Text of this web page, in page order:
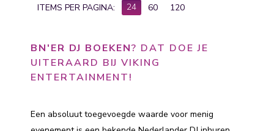
ITEMS PER PAGINA:
24 60 120
BN'ER DJ BOEKEN? DAT DOE JE
UITERAARD BIJ VIKING
ENTERTAINMENT!
Een absoluut toegevoegde waarde voor menig